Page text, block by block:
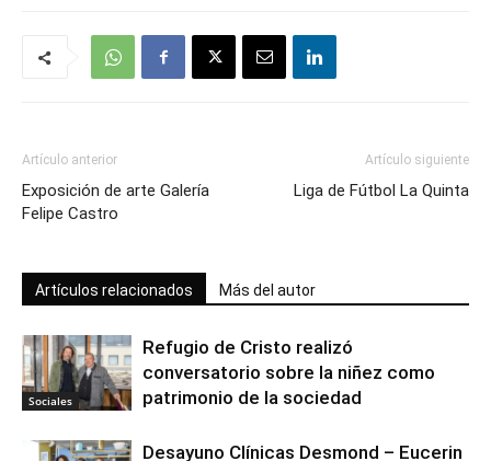
Artículo anterior
Exposición de arte Galería
Felipe Castro
Artículo siguiente
Liga de Fútbol La Quinta
Artículos relacionados Más del autor
Sociales
Refugio de Cristo realizó
conversatorio sobre la niñez como
patrimonio de la sociedad
Desayuno Clínicas Desmond – Eucerin